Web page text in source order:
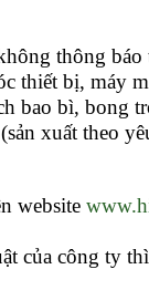
thông báo
thiết bị, máy
bao bì, bong
xuất theo
website
của công ty